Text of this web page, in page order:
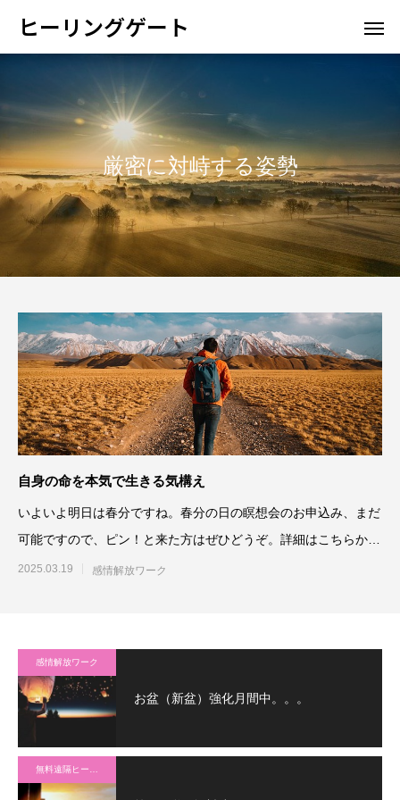
ヒーリングゲート
厳密に対峙する姿勢
自身の命を本気で生きる気構え
いよいよ明日は春分ですね。春分の日の瞑想会のお申込み、まだ
可能ですので、ピン！と来た方はぜひどうぞ。詳細はこちらか
ら。⇒春分の
2025.03.19 感情解放ワーク
感情解放ワーク
お盆（新盆）強化月間中。。。